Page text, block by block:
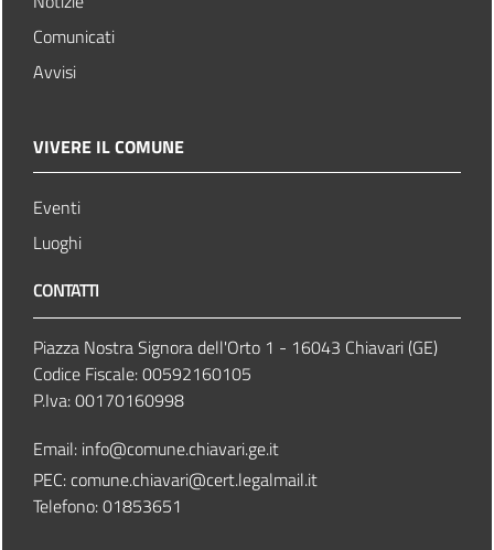
Comunicati
Avvisi
VIVERE IL COMUNE
Eventi
Luoghi
CONTATTI
Piazza Nostra Signora dell'Orto 1 - 16043 Chiavari (GE)
Codice Fiscale: 00592160105
P.Iva: 00170160998
Email: info@comune.chiavari.ge.it
PEC: comune.chiavari@cert.legalmail.it
Telefono: 01853651